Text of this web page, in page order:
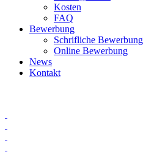
Kosten
FAQ
Bewerbung
Schrifliche Bewerbung
Online Bewerbung
News
Kontakt